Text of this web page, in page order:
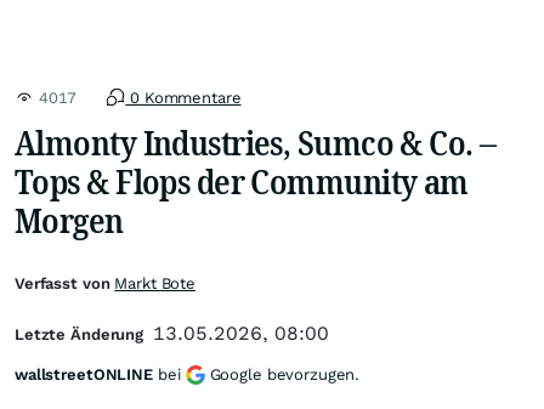
4017 0 Kommentare
Almonty Industries, Sumco & Co. –
Tops & Flops der Community am
Morgen
Verfasst von Markt Bote
Letzte Änderung 13.05.2026, 08:00
wallstreetONLINE bei Google bevorzugen.